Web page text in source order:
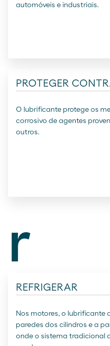
automóveis e industriais.
PROTEGER
O lubrificante protege os
corrosivo de agentes
outros.
r
REFRIGERAR
Nos motores, o lubrificante
paredes dos cilindros e a
onde o sistema tradicional